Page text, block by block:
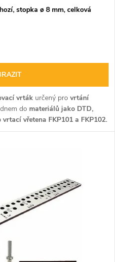
stopka ø 8 mm, celková
vrták určený pro vrtání
do materiálů jako DTD,
vřetena FKP101 a FKP102.